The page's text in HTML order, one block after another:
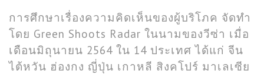
การศึกษาเรื่องความคิดเห็นของผู้บริโภค จัดทำ
โดย Green Shoots Radar ในนามของวีซ่า เมื่อ
เดือนมิถุนายน 2564 ใน 14 ประเทศ ได้แก่ จีน
ไต้หวัน ฮ่องกง ญี่ปุ่น เกาหลี สิงคโปร์ มาเลเซีย